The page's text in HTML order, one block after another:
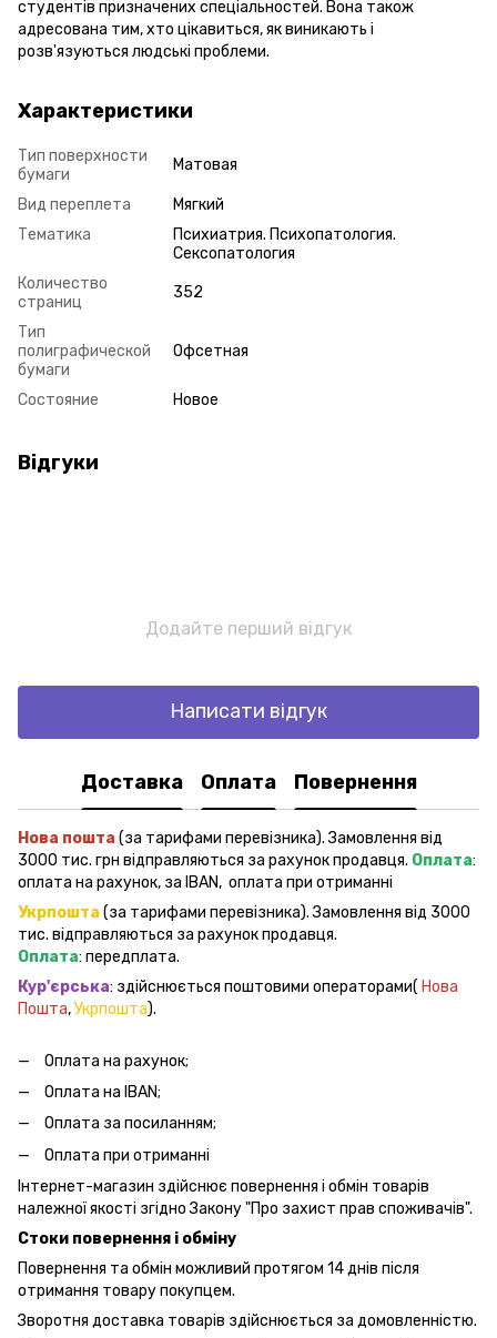
студентів призначених спеціальностей. Вона також
адресована тим, хто цікавиться, як виникають і
розв'язуються людські проблеми.
Характеристики
Тип поверхности
бумаги
Матовая
Вид переплета
Мягкий
Тематика
Психиатрия. Психопатология.
Сексопатология
Количество
страниц
352
Тип
полиграфической
бумаги
Офсетная
Состояние Новое
Відгуки
Додайте перший відгук
Написати відгук
Доставка Оплата Повернення
Нова пошта (за тарифами перевізника). Замовлення від
3000 тис. грн відправляються за рахунок продавця. Оплата:
оплата на рахунок, за IBAN, оплата при отриманні
Укрпошта (за тарифами перевізника). Замовлення від 3000
тис. відправляються за рахунок продавця.
Оплата: передплата.
Кур'єрська: здійснюється поштовими операторами( Нова
Пошта,Укрпошта).
Оплата на рахунок;
Оплата на IBAN;
Оплата за посиланням;
Оплата при отриманні
Інтернет-магазин здійснює повернення і обмін товарів
належної якості згідно Закону "Про захист прав споживачів".
Стоки повернення і обміну
Повернення та обмін можливий протягом 14 днів після
отримання товару покупцем.
Зворотня доставка товарів здійснюється за домовленністю.